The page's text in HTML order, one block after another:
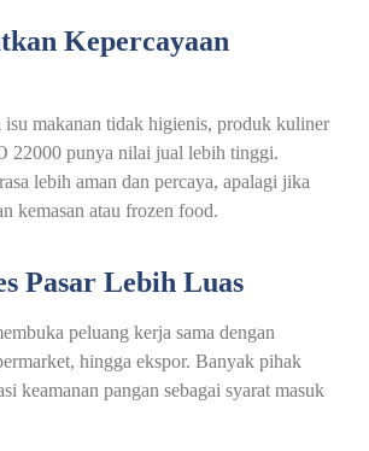
Kepercayaan
isu makanan tidak higienis, produk kuliner
22000 punya nilai jual lebih tinggi.
lebih aman dan percaya, apalagi jika
kemasan atau frozen food.
Pasar Lebih Luas
peluang kerja sama dengan
hingga ekspor. Banyak pihak
keamanan pangan sebagai syarat masuk